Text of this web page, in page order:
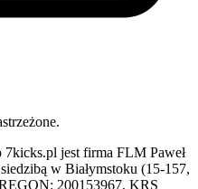
7kicks.pl jest firma FLM Paweł
w Białymstoku (15-157,
200153967, KRS